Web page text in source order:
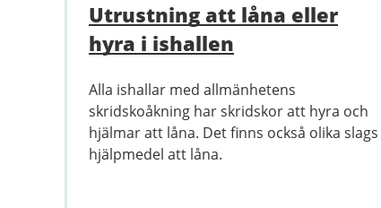
Utrustning att låna eller
hyra i ishallen
Alla ishallar med allmänhetens
skridskoåkning har skridskor att hyra och
hjälmar att låna. Det finns också olika slags
hjälpmedel att låna.